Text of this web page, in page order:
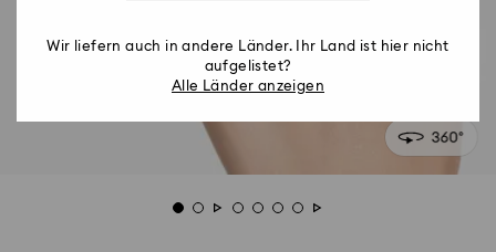
Wir liefern auch in andere Länder. Ihr Land ist hier nicht
aufgelistet?
Alle Länder anzeigen